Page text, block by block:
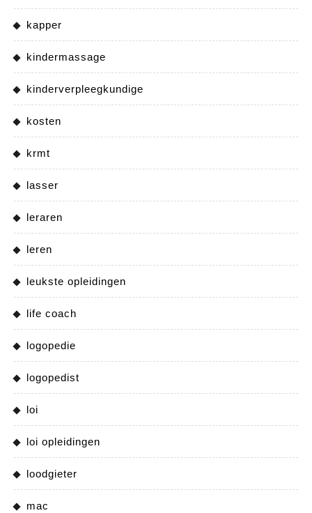
kapper
kindermassage
kinderverpleegkundige
kosten
krmt
lasser
leraren
leren
leukste opleidingen
life coach
logopedie
logopedist
loi
loi opleidingen
loodgieter
mac